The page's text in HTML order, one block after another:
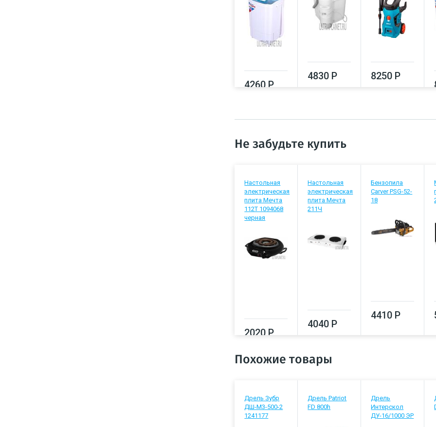
4260 Р
4830 Р 8250 Р
Не забудьте купить
Настольная
электрическая
плита Мечта
112Т 1094068
черная
2020 Р
Настольная
электрическая
плита Мечта
211Ч
4040 Р
Бензопила
Carver PSG-52-
18
4410 Р
Похожие товары
Дрель Зубр
ДШ-М3-500-2
1241177
Дрель Patriot
FD 800h
Дрель
Интерскол
ДУ-16/1000 ЭР